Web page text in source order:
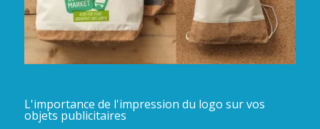
L'importance de l'impression du logo sur vos
objets publicitaires